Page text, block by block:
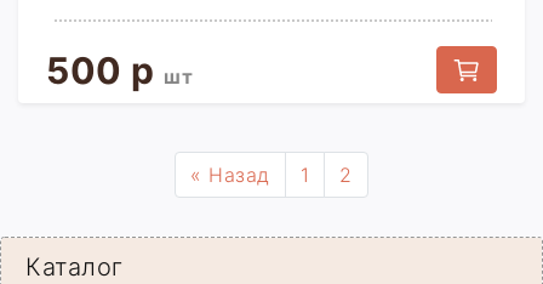
500 р шт
« Назад 1 2
Каталог